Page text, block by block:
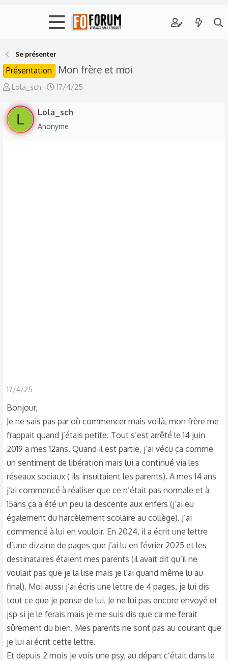
Se présenter
Présentation Mon frère et moi
A
t
u
Lola_sch
D
e
17/4/25
L Lola_sch
Anonyme
17/4/25
Bonjour,
Je ne sais pas par où commencer mais voilà, mon frère me
frappait quand j’étais petite. Tout s’est arrêté le 14 juin
2019 a mes 12ans. Quand il est partie, j’ai vécu ça comme
un sentiment de libération mais lui a continué via les
réseaux sociaux ( ils insultaient les parents). A mes 14 ans
j’ai commencé à réaliser que ce n’était pas normale et à
15ans ça a été un peu la descente aux enfers (j’ai eu
également du harcèlement scolaire au collège). J’ai
commencé à lui en vouloir. En 2024, il a écrit une lettre
d’une dizaine de pages que j’ai lu en février 2025 et les
destinataires étaient mes parents (il avait dit qu’il ne
voulait pas que je la lise mais je l’ai quand même lu au
final). Moi aussi j’ai écris une lettre de 4 pages, je lui dis
tout ce que je pense de lui. Je ne lui pas encore envoyé et
jsp si je le ferais mais je me suis dis que ça me ferait
sûrement du bien. Mes parents ne sont pas au courant que
je lui ai écrit cette lettre.
Et depuis 2 mois je vois une psy, au départ c’était dans le